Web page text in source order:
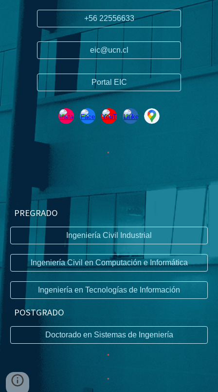
+56 22556633
eic@ucn.cl
Portal EIC
PREGRADO
Ingeniería Civil Industrial
Ingeniería Civil en Computación e Informática
Ingeniería en Tecnologías de Información
POSTGRADO
Doctorado en Sistemas de Ingeniería